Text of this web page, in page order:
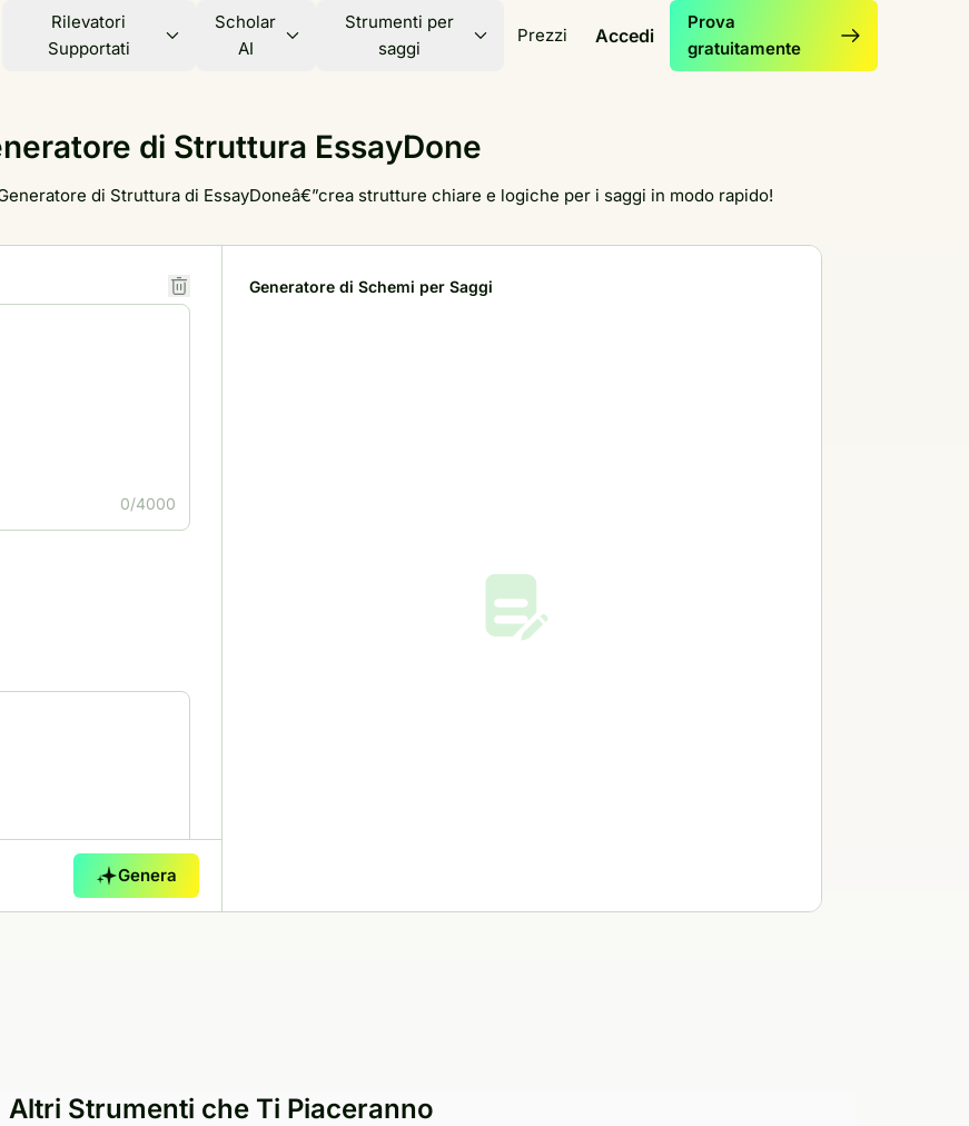
Rilevatori
Supportati
Scholar
AI
Strumenti per
saggi
Prezzi Accedi
Prova
gratuitamente
di Struttura EssayDone
di Struttura di EssayDoneâ€”crea strutture chiare e logiche per i saggi in modo rapido!
0/4000
Genera
Generatore di Schemi per Saggi
Altri Strumenti che Ti Piaceranno